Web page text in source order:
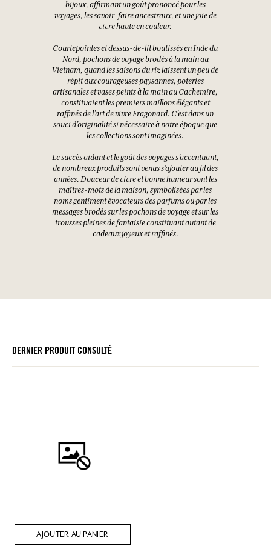
bijoux, affirmant un goût prononcé pour les
voyages, les savoir-faire ancestraux, et une joie de
vivre haute en couleur.
Courtepointes et dessus-de-lit boutissés en Inde du
Nord, pochons de voyage brodés à la main au
Vietnam, quand les saisons du riz laissent un peu de
répit aux courageuses paysannes, poteries
artisanales et vases peints à la main au Cachemire,
constituaient les premiers maillons élégants et
raffinés de l’art de vivre Fragonard. C’est dans un
souci d’originalité si nécessaire à notre époque que
les collections sont imaginées.
Le succès aidant et le goût des voyages s’accentuant,
de nombreux produits sont venus s’ajouter au fil des
années. Douceur de vivre et bonne humeur sont les
maîtres-mots de la maison, symbolisées par les
noms gentiment évocateurs des parfums ou par les
messages brodés sur les pochons de voyage et sur les
trousses pleines de fantaisie constituant autant de
cadeaux joyeux et raffinés.
DERNIER PRODUIT CONSULTÉ
AJOUTER AU PANIER